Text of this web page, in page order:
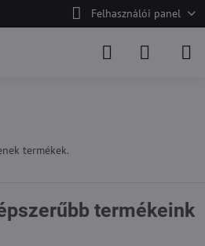
Felhasználói panel
termékek.
termékeink